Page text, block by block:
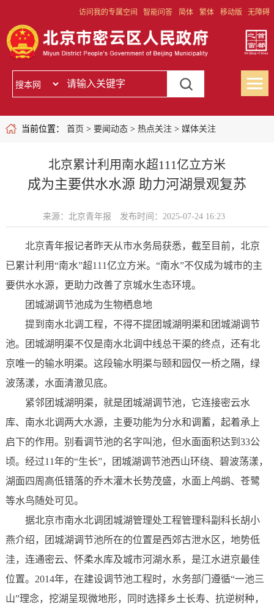
访问我的专属空间 智能问答 简体 繁体 移动版 无障碍
当前位置： 首页 > 要闻动态> 热点关注> 媒体关注
北京累计利用南水超111亿立方米
成为主要供水水源 助力河湖景观复苏
来源：北京青年报 发布时间：2025-07-24 16:23
北京青年报记者昨天从市水务局获悉，截至目前，北京
已累计利用“南水”超111亿立方米。“南水”不仅成为城市的主
要供水水源，更助力改善了京城水生态环境。
团城湖调节池成为生物栖息地
提到南水北调工程，不得不提团城湖明渠和团城湖调节
池。团城湖明渠不仅是南水北调中线总干渠的终点，还有北
京唯一的输水明渠。这段输水明渠与颐和园仅一桥之隔，绿
波荡漾，水面清澈见底。
紧邻团城湖明渠，就是团城湖调节池，它连接密云水
库、南水北调两大水源，主要功能为分水和调蓄，起着承上
启下的作用。别看调节池的名字叫池，但水面面积达到33公
顷。经过11年的“生长”，团城湖调节池西山环绕、碧波荡漾，
湖面四周高低错落的乔木灌木长势茂盛，水面上鸬鹚、苍鹭
等水鸟随处可见。
据北京市南水北调团城湖管理处工程管理科副科长胡小
燕介绍，团城湖调节池所在的位置是西郊古泄水区，地势低
洼，连通密云、怀柔水库及城市河湖水系，是江水进京最佳
位置。2014年，在建设调节池工程时，水务部门遵循“一池三
山”理念，挖湖呈现微地形，同时选择乡土长寿、抗逆树种，